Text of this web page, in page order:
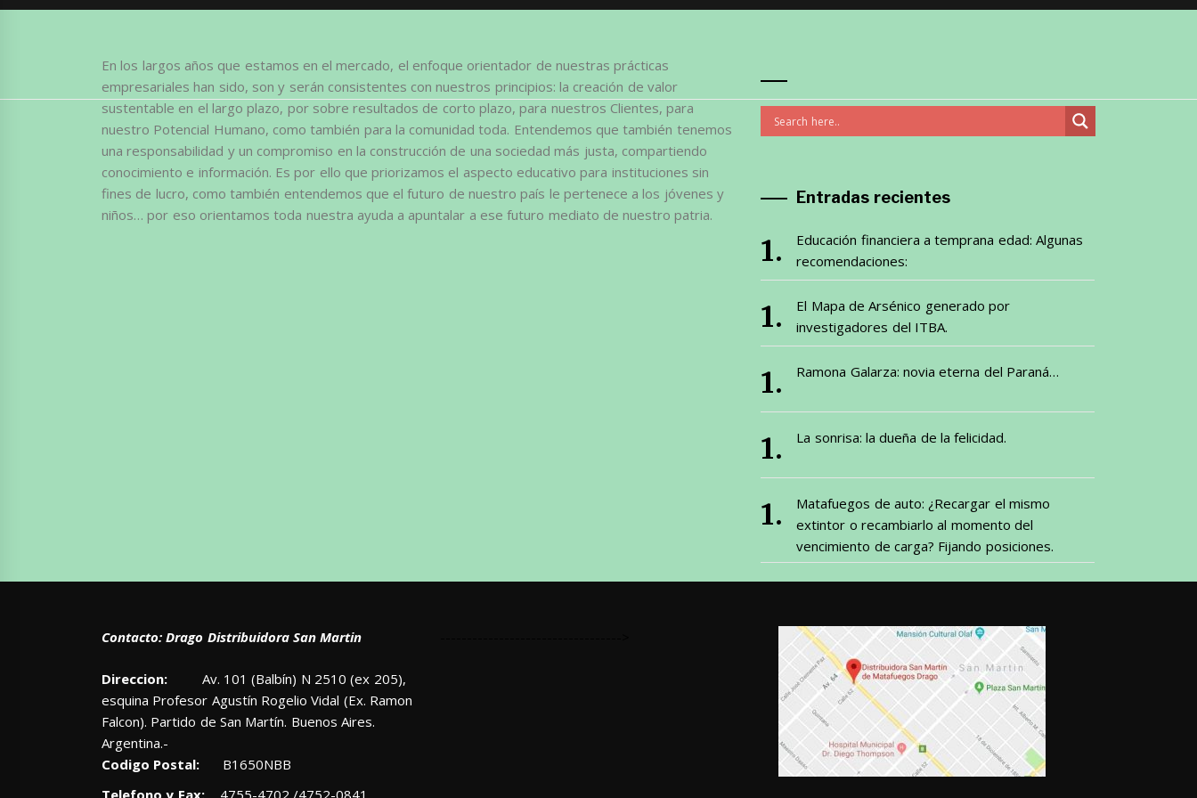
En los largos años que estamos en el mercado, el enfoque orientador de nuestras prácticas
empresariales han sido, son y serán consistentes con nuestros principios: la creación de valor
sustentable en el largo plazo, por sobre resultados de corto plazo, para nuestros Clientes, para
nuestro Potencial Humano, como también para la comunidad toda. Entendemos que también tenemos
una responsabilidad y un compromiso en la construcción de una sociedad más justa, compartiendo
conocimiento e información. Es por ello que priorizamos el aspecto educativo para instituciones sin
fines de lucro, como también entendemos que el futuro de nuestro país le pertenece a los jóvenes y
niños… por eso orientamos toda nuestra ayuda a apuntalar a ese futuro mediato de nuestro patria.
Entradas recientes
Educación financiera a temprana edad: Algunas
recomendaciones:
El Mapa de Arsénico generado por
investigadores del ITBA.
Ramona Galarza: novia eterna del Paraná…
La sonrisa: la dueña de la felicidad.
Matafuegos de auto: ¿Recargar el mismo
extintor o recambiarlo al momento del
vencimiento de carga? Fijando posiciones.
Contacto: Drago Distribuidora San Martin
Direccion: Av. 101 (Balbín) N 2510 (ex 205),
esquina Profesor Agustín Rogelio Vidal (Ex. Ramon
Falcon). Partido de San Martín. Buenos Aires.
Argentina.-
Codigo Postal: B1650NBB
Telefono y Fax:4755-4702 /4752-0841